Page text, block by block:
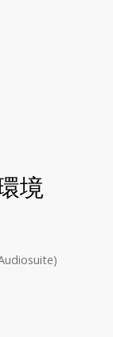
境